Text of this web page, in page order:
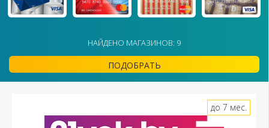
НАЙДЕНО МАГАЗИНОВ: 9
ПОДОБРАТЬ
до 7 мес.